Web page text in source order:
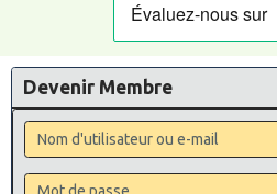
Devenir Membre